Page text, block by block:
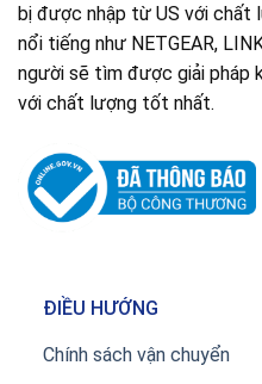
bị được nhập từ US với chất
nổi tiếng như NETGEAR,
người sẽ tìm được giải pháp
với chất lượng tốt nhất.
ĐIỀU HƯỚNG
Chính sách vận chuyển